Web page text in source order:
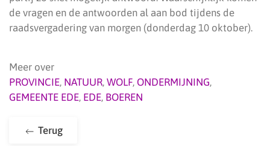
de vragen en de antwoorden al aan bod tijdens de
raadsvergadering van morgen (donderdag 10 oktober).
Meer over
PROVINCIE, NATUUR, WOLF, ONDERMIJNING,
GEMEENTE EDE, EDE, BOEREN
Terug